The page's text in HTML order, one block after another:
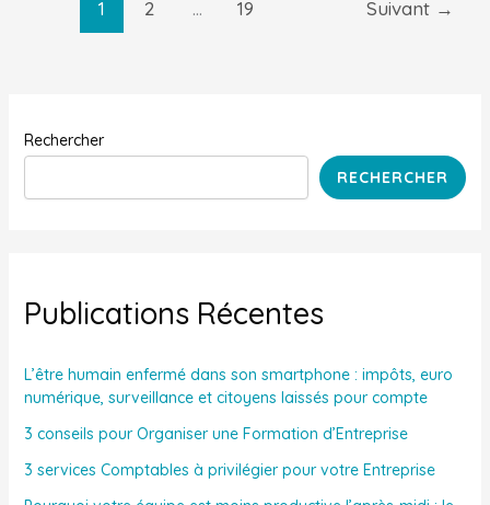
1 2 … 19 Suivant →
Rechercher
RECHERCHER
Publications Récentes
L’être humain enfermé dans son smartphone : impôts, euro
numérique, surveillance et citoyens laissés pour compte
3 conseils pour Organiser une Formation d’Entreprise
3 services Comptables à privilégier pour votre Entreprise